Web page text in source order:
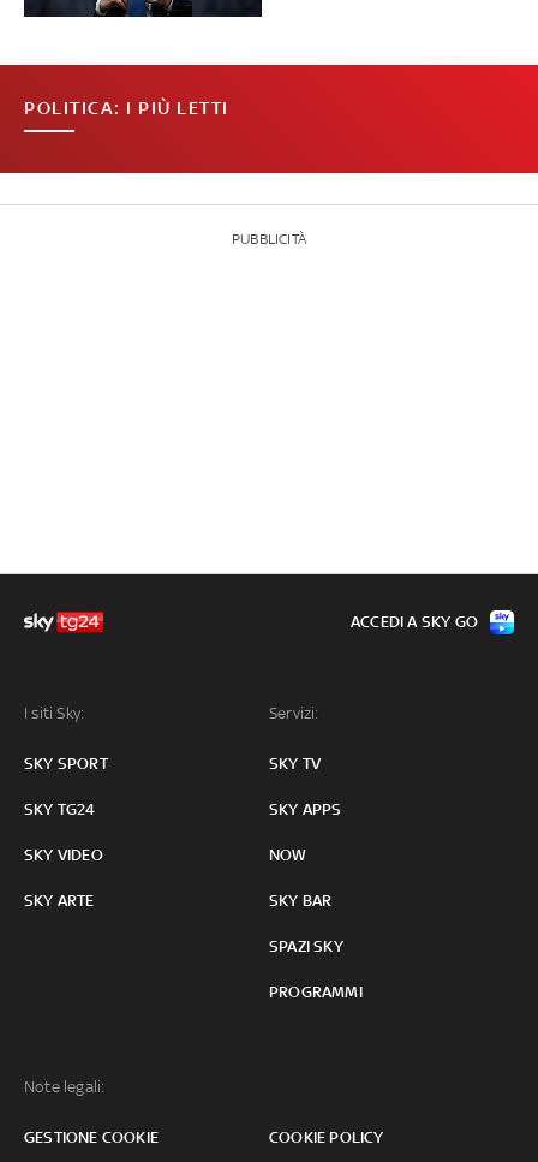
POLITICA: I PIÙ LETTI
PUBBLICITÀ
I siti Sky:
SKY SPORT
SKY TG24
SKY VIDEO
SKY ARTE
Servizi:
SKY TV
SKY APPS
NOW
SKY BAR
SPAZI SKY
PROGRAMMI
Note legali:
GESTIONE COOKIE COOKIE POLICY
ACCEDI A SKY GO